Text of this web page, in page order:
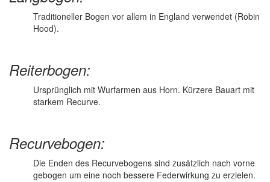
Traditioneller Bogen vor allem in England verwendet (Robin
Hood).
Reiterbogen:
Ursprünglich mit Wurfarmen aus Horn. Kürzere Bauart mit
starkem Recurve.
Recurvebogen:
Die Enden des Recurvebogens sind zusätzlich nach vorne
gebogen um eine noch bessere Federwirkung zu erzielen.